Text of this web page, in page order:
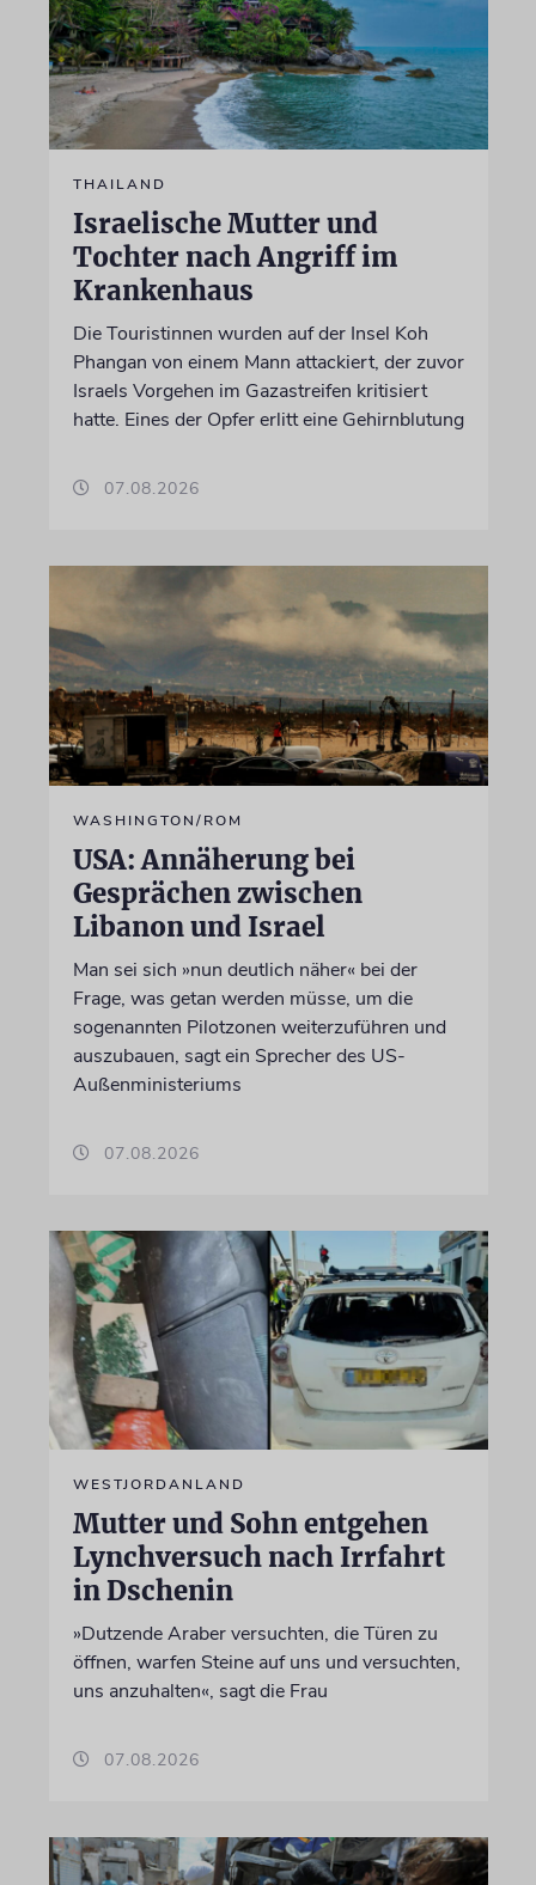
THAILAND
Israelische Mutter und
Tochter nach Angriff im
Krankenhaus
Die Touristinnen wurden auf der Insel Koh
Phangan von einem Mann attackiert, der zuvor
Israels Vorgehen im Gazastreifen kritisiert
hatte. Eines der Opfer erlitt eine Gehirnblutung
07.08.2026
WASHINGTON/ROM
USA: Annäherung bei
Gesprächen zwischen
Libanon und Israel
Man sei sich »nun deutlich näher« bei der
Frage, was getan werden müsse, um die
sogenannten Pilotzonen weiterzuführen und
auszubauen, sagt ein Sprecher des US-
Außenministeriums
07.08.2026
WESTJORDANLAND
Mutter und Sohn entgehen
Lynchversuch nach Irrfahrt
in Dschenin
»Dutzende Araber versuchten, die Türen zu
öffnen, warfen Steine auf uns und versuchten,
uns anzuhalten«, sagt die Frau
07.08.2026